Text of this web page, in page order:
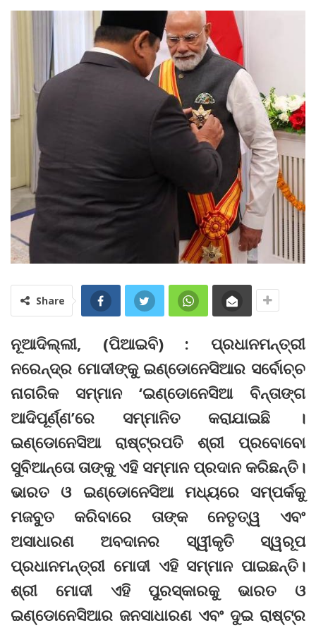
Share
ନୂଆଦିଲ୍ଲୀ, (ପିଆଇବି) : ପ୍ରଧାନମନ୍ତ୍ରୀ
ନରେନ୍ଦ୍ର ମୋଦୀଙ୍କୁ ଇଣ୍ଡୋନେସିଆର ସର୍ବୋଚ୍ଚ
ନାଗରିକ ସମ୍ମାନ ‘ଇଣ୍ଡୋନେସିଆ ବିନ୍ତାଙ୍ଗ
ଆଦିପୂର୍ଣ୍ଣ’ରେ ସମ୍ମାନିତ କରାଯାଇଛି ।
ଇଣ୍ଡୋନେସିଆ ରାଷ୍ଟ୍ରପତି ଶ୍ରୀ ପ୍ରବୋବୋ
ସୁବିଆନ୍ତୋ ତାଙ୍କୁ ଏହି ସମ୍ମାନ ପ୍ରଦାନ କରିଛନ୍ତି।
ଭାରତ ଓ ଇଣ୍ଡୋନେସିଆ ମଧ୍ୟରେ ସମ୍ପର୍କକୁ
ମଜବୁତ କରିବାରେ ତାଙ୍କ ନେତୃତ୍ୱ ଏବଂ
ଅସାଧାରଣ ଅବଦାନର ସ୍ୱୀକୃତି ସ୍ୱରୂପ
ପ୍ରଧାନମନ୍ତ୍ରୀ ମୋଦୀ ଏହି ସମ୍ମାନ ପାଇଛନ୍ତି।
ଶ୍ରୀ ମୋଦୀ ଏହି ପୁରସ୍କାରକୁ ଭାରତ ଓ
ଇଣ୍ଡୋନେସିଆର ଜନସାଧାରଣ ଏବଂ ଦୁଇ ରାଷ୍ଟ୍ର